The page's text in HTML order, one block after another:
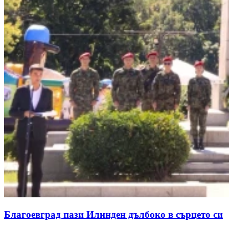
Благоевград пази Илинден дълбоко в сърцето си